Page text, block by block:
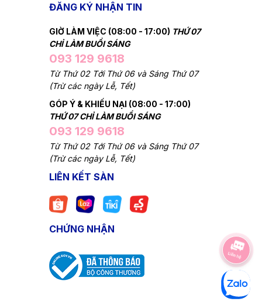
ĐĂNG KÝ NHẬN TIN
GIỜ LÀM VIỆC (08:00 - 17:00) THỨ 07
CHỈ LÀM BUỔI SÁNG
093 129 9618
Từ Thứ 02 Tới Thứ 06 và Sáng Thứ 07
(Trừ các ngày Lễ, Tết)
GÓP Ý & KHIẾU NẠI (08:00 - 17:00)
THỨ 07 CHỈ LÀM BUỔI SÁNG
093 129 9618
Từ Thứ 02 Tới Thứ 06 và Sáng Thứ 07
(Trừ các ngày Lễ, Tết)
LIÊN KẾT SÀN
CHỨNG NHẬN